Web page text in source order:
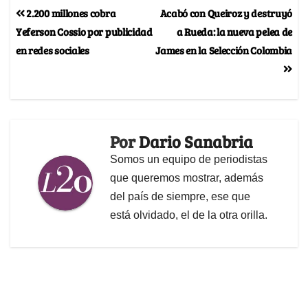
Acabó con Queiroz y destruyó
a Rueda: la nueva pelea de
James en la Selección Colombia
2.200 millones cobra
Yeferson Cossio por publicidad
en redes sociales
PorDario Sanabria
Somos un equipo de periodistas
que queremos mostrar, además
del país de siempre, ese que
está olvidado, el de la otra orilla.